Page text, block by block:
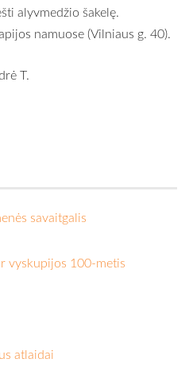
savaitgalis
vyskupijos 100-metis
atlaidai
alyvmedžio šakelę.
namuose (Vilniaus g. 40).
T.